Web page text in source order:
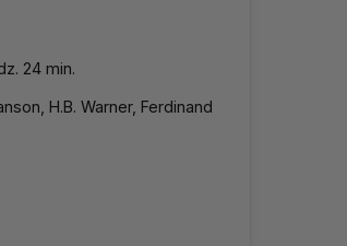
24 min.
H.B. Warner, Ferdinand